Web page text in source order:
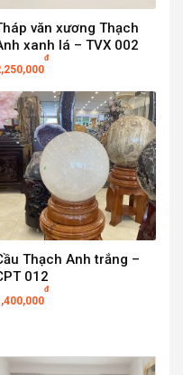
văn xương Thạch
xanh lá – TVX 002
đ
Thạch Anh trắng –
012
đ